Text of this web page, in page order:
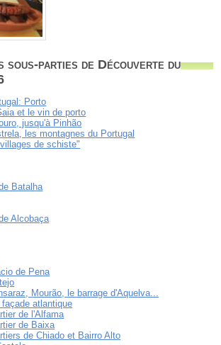
sous-parties de Découverte du
Porto
et le vin de porto
jusqu'à Pinhão
les montagnes du Portugal
de schiste"
Batalha
Alcobaça
de Pena
Mourão, le barrage d'Aquelva...
atlantique
de l'Alfama
de Baixa
de Chiado et Bairro Alto